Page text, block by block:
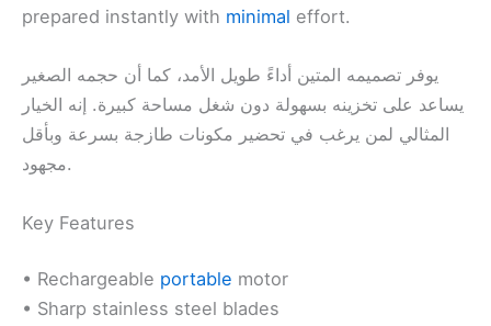
prepared instantly with minimal effort.
يوفر تصميمه المتين أداءً طويل الأمد، كما أن حجمه الصغير
يساعد على تخزينه بسهولة دون شغل مساحة كبيرة. إنه الخيار
المثالي لمن يرغب في تحضير مكونات طازجة بسرعة وبأقل
مجهود.
Key Features
• Rechargeable portable motor
• Sharp stainless steel blades